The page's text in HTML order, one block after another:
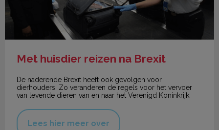
Met huisdier reizen na Brexit
De naderende Brexit heeft ook gevolgen voor
dierhouders. Zo veranderen de regels voor het vervoer
van levende dieren van en naar het Verenigd Koninkrijk.
Lees hier meer over